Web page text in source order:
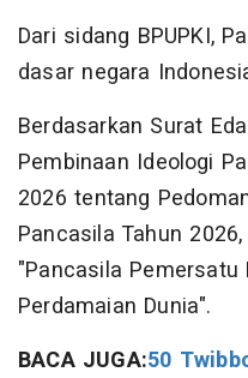
Dari sidang BPUPKI,
dasar negara
Berdasarkan Surat
Pembinaan Ideologi
2026 tentang
Pancasila Tahun
"Pancasila Pemersatu
Perdamaian Dunia".
BACA JUGA:50